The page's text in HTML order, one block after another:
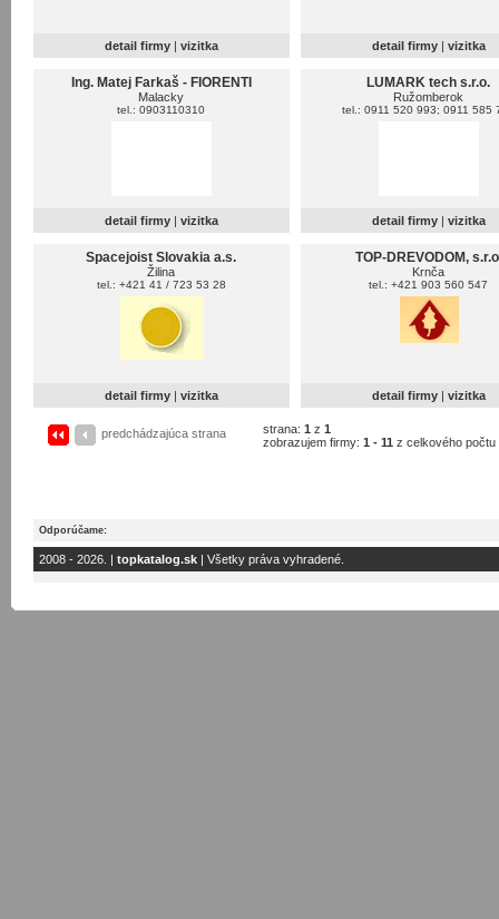
detail firmy | vizitka detail firmy | vizitka
Ing. Matej Farkaš - FIORENTI
Malacky
tel.: 0903110310
detail firmy | vizitka
LUMARK tech s.r.o.
Ružomberok
tel.: 0911 520 993; 0911 585
detail firmy | vizitka
Spacejoist Slovakia a.s.
Žilina
tel.: +421 41 / 723 53 28
detail firmy | vizitka
TOP-DREVODOM,
Krnča
tel.: +421 903 560 547
detail firmy | vizitka
predchádzajúca strana strana: 1 z 1
zobrazujem firmy: 1 - 11 z celkového počtu
Odporúčame:
2008 - 2026. | topkatalog.sk | Všetky práva vyhradené.